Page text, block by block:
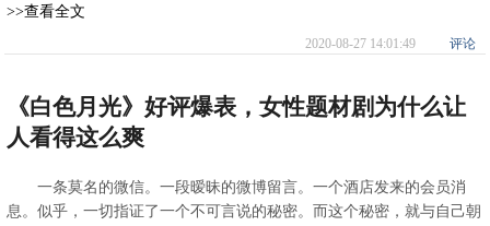
>>查看全文
2020-08-27 14:01:49 评论
《白色月光》好评爆表，女性题材剧为什么让
人看得这么爽
一条莫名的微信。一段暧昧的微博留言。一个酒店发来的会员消
息。似乎，一切指证了一个不可言说的秘密。而这个秘密，就与自己朝